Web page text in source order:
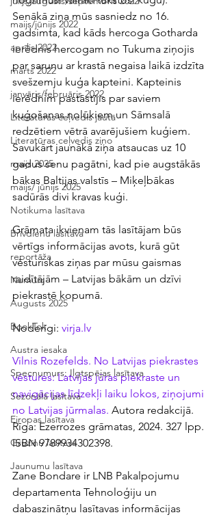
maijs/jūnijs 2022
aprīlis 2022
marts 2022
janvāris/februāris 2022
Literatūras ceļvedis jautā
Literatūras ceļvedis ziņo
maijs 2025
maijs/ jūnijs 2025
Notikuma lasītava
Brīvdienu lasītava
reportāža
Numurs
Augusts 2025
BookTok
Austra iesaka
Specnumurs: Ilgtspējas lasītava
Sezonālā lasītava
Eiropas lasītava
Gruzīnu lasītava
Jaunumu lasītava
Senākā ziņa mūs sasniedz no 16.
gadsimta, kad kāds hercoga Gotharda
ierēdnis hercogam no Tukuma ziņojis
par sarunu ar krastā negaisa laikā izdzīta
svešzemju kuģa kapteini. Kapteinis
ierēdnim pastāstījis par saviem
kuģošanas nolūkiem un Sāmsalā
redzētiem vētrā avarējušiem kuģiem.
Savukārt jaunākā ziņa atsaucas uz 10
gadus senu pagātni, kad pie augstākās
bākas Baltijas valstīs – Miķeļbākas
sadūrās divi kravas kuģi.
Grāmata ikvienam tās lasītājam būs
vērtīgs informācijas avots, kurā gūt
vēsturiskas ziņas par mūsu gaismas
raidītājām – Latvijas bākām un dzīvi
piekrastē kopumā.
Noderīgi: virja.lv
Vilnis Rozefelds. No Latvijas piekrastes
vēstures: Latvijas jūras piekraste un
navigācijas līdzekļi laiku lokos, ziņojumi
no Latvijas jūrmalas. Autora redakcijā.
Rīga: Ezerrozes grāmatas, 2024. 327 lpp.
ISBN 9789934302398.
Zane Bondare ir LNB Pakalpojumu
departamenta Tehnoloģiju un
dabaszinātņu lasītavas informācijas